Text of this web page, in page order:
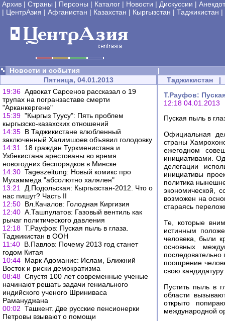
Архив | Страны | Персоны | Каталог | Новости | Дискуссии |
| ЦентрАзия | Афганистан | Казахстан | Кыргызстан | Таджикистан |
Новости и события
|
Пятница, 04.01.2013
19:36 Адвокат Сарсенов рассказал о 19
трупах на погранзаставе смерти
"Арканкергене"
15:39 "Кыргыз Туусу": Пять проблем
кыргызско-казахских отношений
14:35 В Таджикистане влюбленный
заключенный Халимшоев объявил голодовку
14:31
18 граждан Туркменистана и
Узбекистана арестованы во время
новогодних беспорядков в Минске
14:30 Tageszeitung: Новый комикс про
Мухаммеда "абсолютно халялен"
13:21
Д.Подольская: Кыргызстан-2012. Что о
нас пишут? Часть II
12:50 Вл.Качалов: Голодная Киргизия
12:40 А.Ташпулатов: Газовый вентиль как
рычаг политического давления
12:18 Т.Рауфов: Пуская пыль в глаза.
Таджикистан в ООН
11:40 В.Павлов: Почему 2013 год станет
годом Китая
10:44 Марк Адоманис: Ислам, Ближний
Восток и риски демократизма
08:48 Спустя 100 лет современные ученые
начинают решать задачи гениального
индийского ученого Шриниваса
Рамануджана
00:02 Ташкент. Две русские пенсионерки
Петровы взывают о помощи
Таджикистан |
Т.Рауфов:
12:18 04.01.2013
Пуская пыль в
Официальная
страны
ежегодном
инициативами.
делегации
инициативы
политика
экономической,
возможен на
стараясь
Те, которые
истинным
человека, были
основных
поощрение
свою
Пустить пыль в
области
открыто
международной